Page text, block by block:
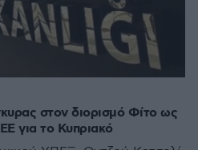
στον διορισμό Φίτο ως
για το Κυπριακό